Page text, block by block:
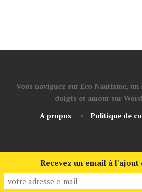
Vous naviguez sur Eco Nautisme,
doigts et amour sur
A propos
Politique de
Recevez un email à